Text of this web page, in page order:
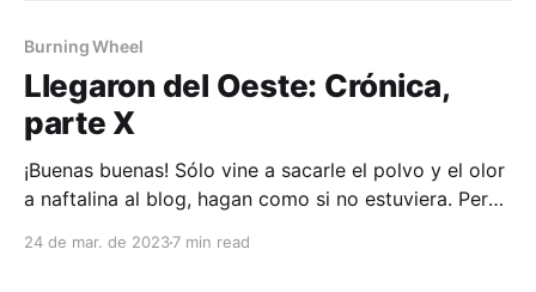
Burning Wheel
Llegaron del Oeste: Crónica,
parte X
¡Buenas buenas! Sólo vine a sacarle el polvo y el olor
a naftalina al blog, hagan como si no estuviera. Pero
24 de mar. de 20237 min read